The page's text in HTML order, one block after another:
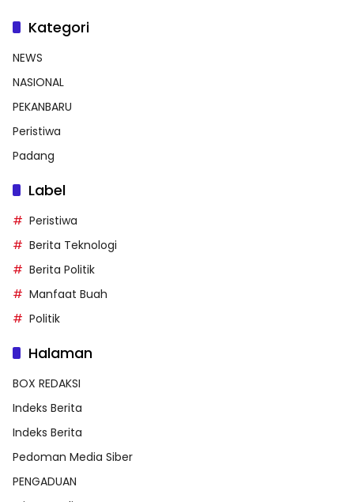
Kategori
NEWS
NASIONAL
PEKANBARU
Peristiwa
Padang
Label
Peristiwa
Berita Teknologi
Berita Politik
Manfaat Buah
Politik
Halaman
BOX REDAKSI
Indeks Berita
Indeks Berita
Pedoman Media Siber
PENGADUAN